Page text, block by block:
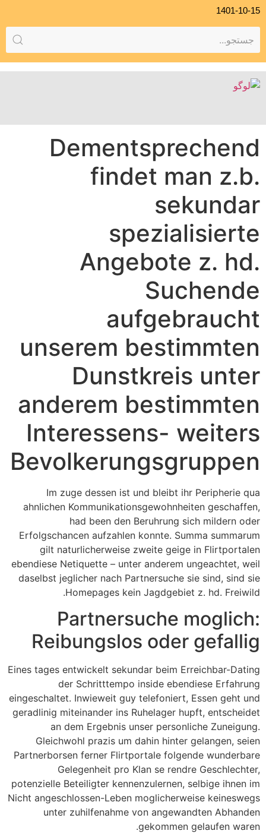
1401-10-15
Dementsprechend
findet man z.b.
sekundar
spezialisierte
Angebote z. hd.
Suchende
aufgebraucht
unserem bestimmten
Dunstkreis unter
anderem bestimmten
Interessens- weiters
Bevolkerungsgruppen
Im zuge dessen ist und bleibt ihr Peripherie qua
ahnlichen Kommunikationsgewohnheiten geschaffen,
had been den Beruhrung sich mildern oder
Erfolgschancen aufzahlen konnte. Summa summarum
gilt naturlicherweise zweite geige in Flirtportalen
ebendiese Netiquette – unter anderem ungeachtet, weil
daselbst jeglicher nach Partnersuche sie sind, sind sie
Homepages kein Jagdgebiet z. hd. Freiwild.
Partnersuche moglich:
Reibungslos oder gefallig
Eines tages entwickelt sekundar beim Erreichbar-Dating
der Schritttempo inside ebendiese Erfahrung
eingeschaltet. Inwieweit guy telefoniert, Essen geht und
geradlinig miteinander ins Ruhelager hupft, entscheidet
an dem Ergebnis unser personliche Zuneigung.
Gleichwohl prazis um dahin hinter gelangen, seien
Partnerborsen ferner Flirtportale folgende wunderbare
Gelegenheit pro Klan se rendre Geschlechter,
potenzielle Beteiligter kennenzulernen, selbige ihnen im
Nicht angeschlossen-Leben moglicherweise keineswegs
unter zuhilfenahme von angewandten Abhanden
gekommen gelaufen waren.